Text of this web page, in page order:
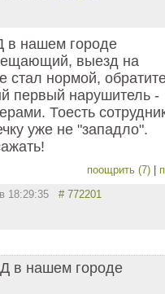
в нашем городе
выезд на
стал нормой,
первый нарушитель -
Тоесть
уже не "западло".
поощрить (7) |
18:29:35 # 772201
в нашем городе